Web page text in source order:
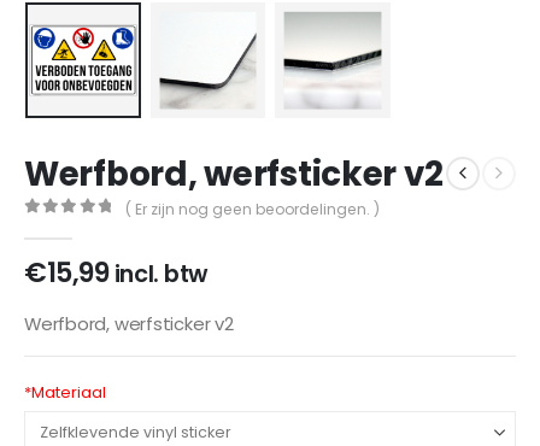
Werfbord, werfsticker v2
( Er zijn nog geen beoordelingen. )
€15,99 incl. btw
Werfbord, werfsticker v2
*Materiaal